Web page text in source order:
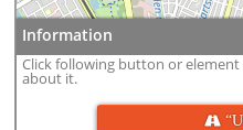

Information
Click following button or
about it.